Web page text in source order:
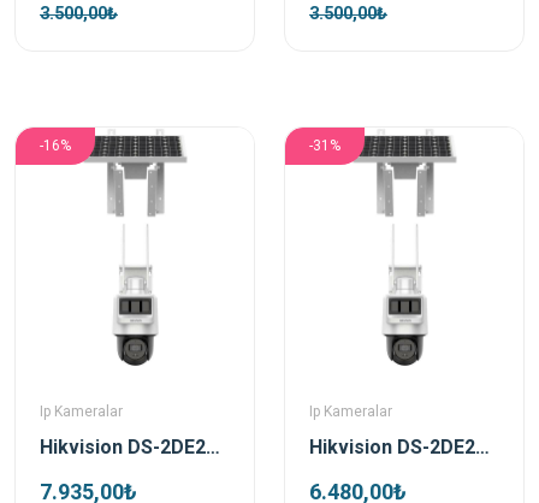
3.500,00₺ 3.500,00₺
-16%
Ip Kameralar
Hikvision DS-2DE2C400IWG-K/4G/C05S10 4 MP 2.8mm Pro Solar IP Güvenlik Kamerası
7.935,00₺
-31%
Ip Kameralar
Hikvision DS-2DE2C200IWG-K/4G/C05S10 2 MP 2.8mm Pro Solar IP Güvenlik Kamerası
6.480,00₺